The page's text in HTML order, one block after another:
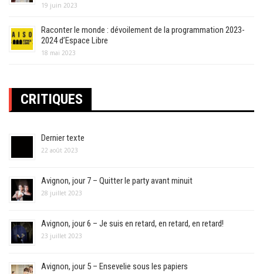
19 juin 2023
Raconter le monde : dévoilement de la programmation 2023-
2024 d’Espace Libre
18 mai 2023
CRITIQUES
Dernier texte
22 août 2023
Avignon, jour 7 – Quitter le party avant minuit
28 juillet 2023
Avignon, jour 6 – Je suis en retard, en retard, en retard!
23 juillet 2023
Avignon, jour 5 – Ensevelie sous les papiers